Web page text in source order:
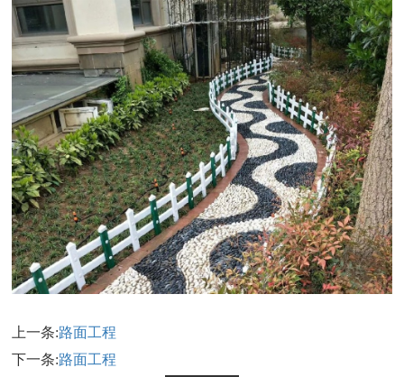
上一条:路面工程
下一条:路面工程